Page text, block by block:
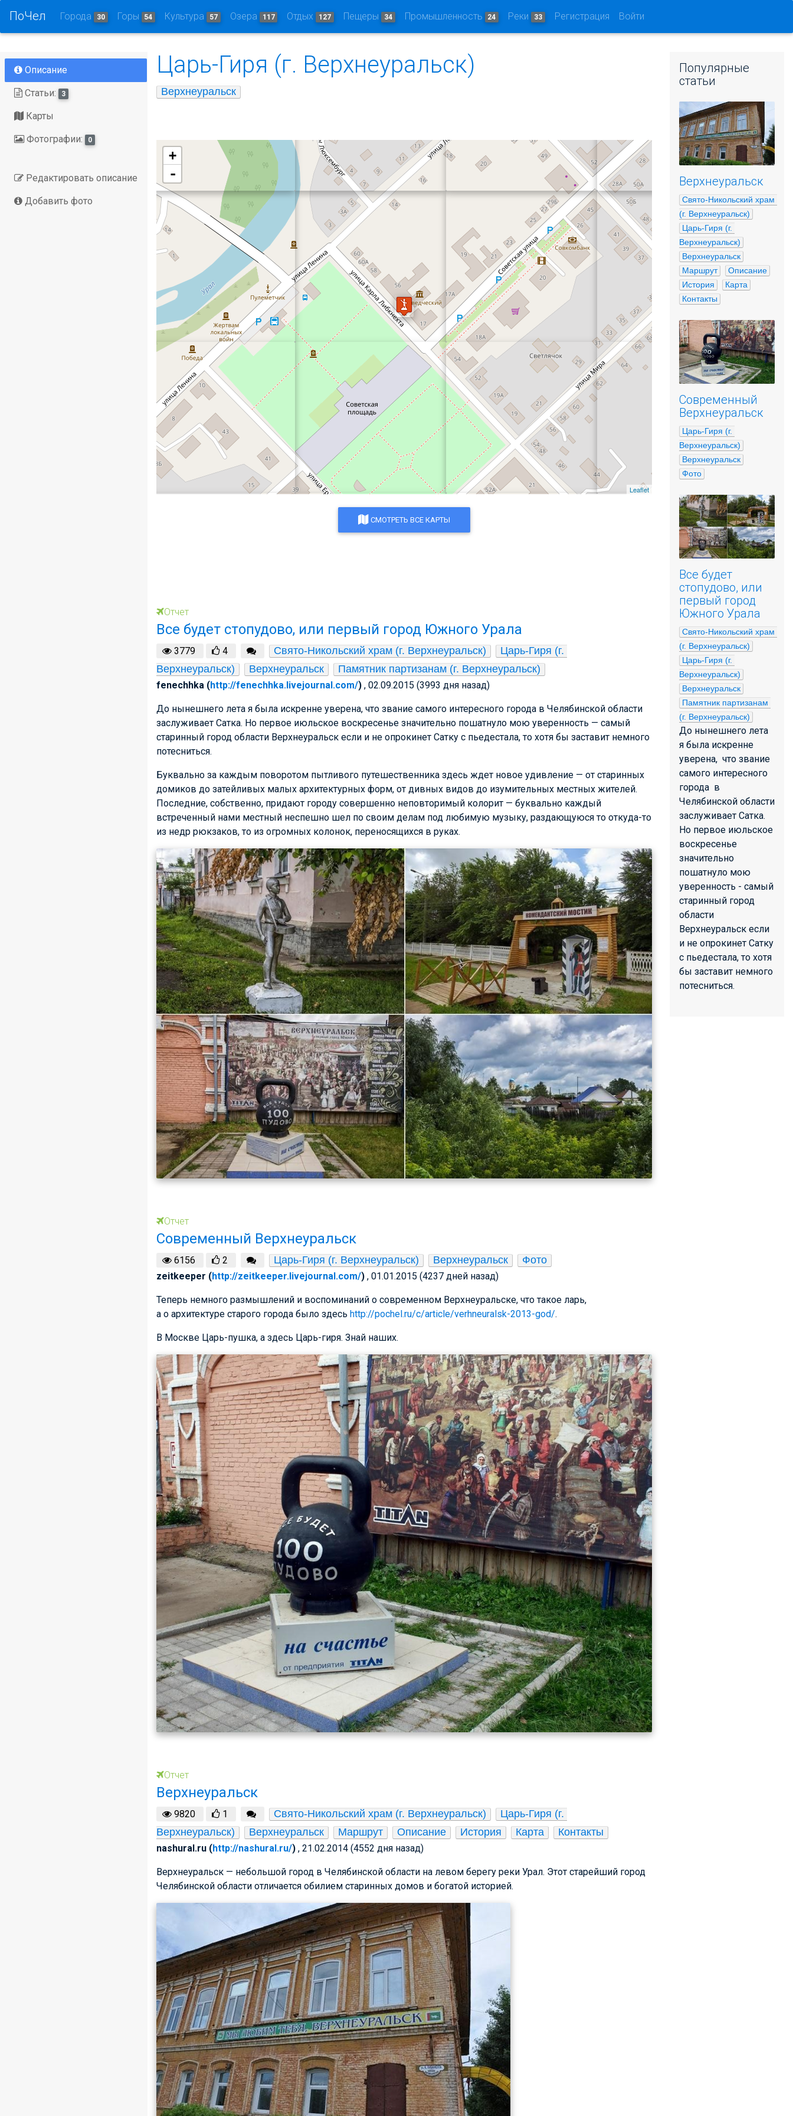
ПоЧел Города 30 Горы 54 Культура 57 Озера 117 Отдых 127 Пещеры 34 Промышленность 24 Реки 33 Регистрация Войти
Описание
Статьи: 3
Карты
Фотографии: 0
Редактировать описание
Добавить фото
Царь-Гиря (г. Верхнеуральск)
Верхнеуральск
+
-
Leaflet
СМОТРЕТЬ ВСЕ КАРТЫ
Отчет
Все будет стопудово, или первый город Южного Урала
3779 4 Свято-Никольский храм (г. Верхнеуральск)
Царь-Гиря (г.
Верхнеуральск)
Верхнеуральск Памятник партизанам (г. Верхнеуральск)
fenechhka (http://fenechhka.livejournal.com/) , 02.09.2015 (3993 дня назад)
До нынешнего лета я была искренне уверена, что звание самого интересного города в Челябинской области
заслуживает Сатка. Но первое июльское воскресенье значительно пошатнуло мою уверенность — самый
старинный город области Верхнеуральск если и не опрокинет Сатку с пьедестала, то хотя бы заставит немного
потесниться.
Буквально за каждым поворотом пытливого путешественника здесь ждет новое удивление — от старинных
домиков до затейливых малых архитектурных форм, от дивных видов до изумительных местных жителей.
Последние, собственно, придают городу совершенно неповторимый колорит — буквально каждый
встреченный нами местный неспешно шел по своим делам под любимую музыку, раздающуюся то откуда-то
из недр рюкзаков, то из огромных колонок, переносящихся в руках.
Отчет
Современный Верхнеуральск
6156 2 Царь-Гиря (г. Верхнеуральск) Верхнеуральск Фото
zeitkeeper (http://zeitkeeper.livejournal.com/) , 01.01.2015 (4237 дней назад)
Теперь немного размышлений и воспоминаний о современном Верхнеуральске, что такое ларь,
а о архитектуре старого города было здесь http://pochel.ru/c/article/verhneuralsk-2013-god/.
В Москве Царь-пушка, а здесь Царь-гиря. Знай наших.
Отчет
Верхнеуральск
9820 1 Свято-Никольский храм (г. Верхнеуральск)
Царь-Гиря (г.
Верхнеуральск)
Верхнеуральск Маршрут Описание История Карта Контакты
nashural.ru (http://nashural.ru/) , 21.02.2014 (4552 дня назад)
Верхнеуральск — небольшой город в Челябинской области на левом берегу реки Урал. Этот старейший город
Челябинской области отличается обилием старинных домов и богатой историей.
Популярные
статьи
Верхнеуральск
Свято-Никольский храм
(г. Верхнеуральск)
Царь-Гиря (г.
Верхнеуральск)
Верхнеуральск
Маршрут
Описание
История
Карта
Контакты
Современный
Верхнеуральск
Царь-Гиря (г.
Верхнеуральск)
Верхнеуральск
Фото
Все будет
стопудово, или
первый город
Южного Урала
Свято-Никольский храм
(г. Верхнеуральск)
Царь-Гиря (г.
Верхнеуральск)
Верхнеуральск
Памятник партизанам
(г. Верхнеуральск)
До нынешнего лета
я была искренне
уверена, что звание
самого интересного
города в
Челябинской области
заслуживает Сатка.
Но первое июльское
воскресенье
значительно
пошатнуло мою
уверенность - самый
старинный город
области
Верхнеуральск если
и не опрокинет Сатку
с пьедестала, то хотя
бы заставит немного
потесниться.